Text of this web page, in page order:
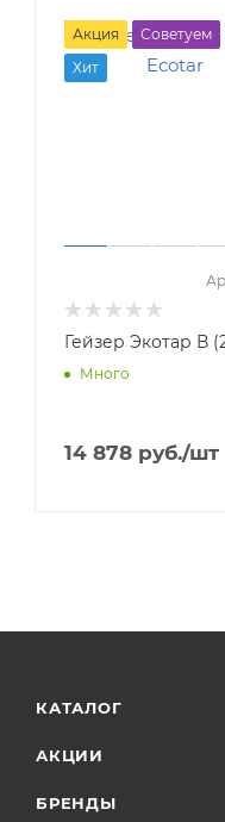
Акция
Советуем
Хит
Гейзер Экотар В
Много
14 878 руб./шт
КАТАЛОГ
АКЦИИ
БРЕНДЫ